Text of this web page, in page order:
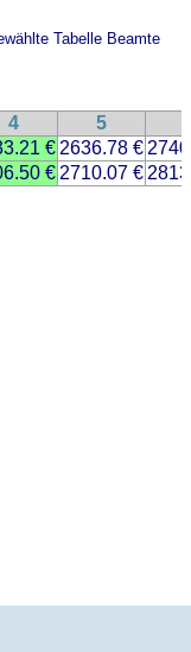
Tabelle Beamte
4 5
€ 2636.78 €
€ 2710.07 €